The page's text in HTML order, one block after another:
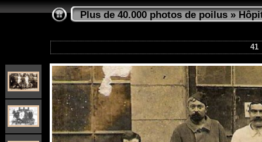
Plus de 40.000 photos de poilus»
41